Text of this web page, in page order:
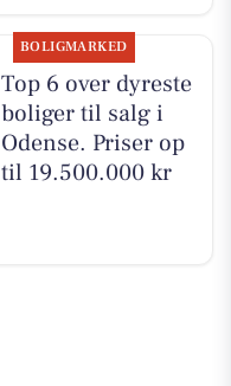
BOLIGMARKED
Top 6 over dyreste
boliger til salg i
Odense. Priser op
til 19.500.000 kr